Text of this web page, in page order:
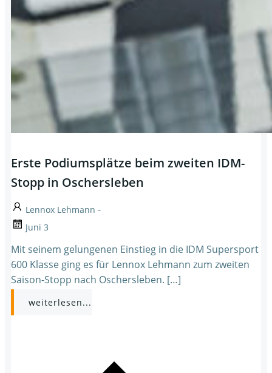
Erste Podiumsplätze beim zweiten IDM-
Stopp in Oschersleben
Lennox Lehmann -
Juni 3
Mit seinem gelungenen Einstieg in die IDM Supersport
600 Klasse ging es für Lennox Lehmann zum zweiten
Saison-Stopp nach Oschersleben. […]
weiterlesen...